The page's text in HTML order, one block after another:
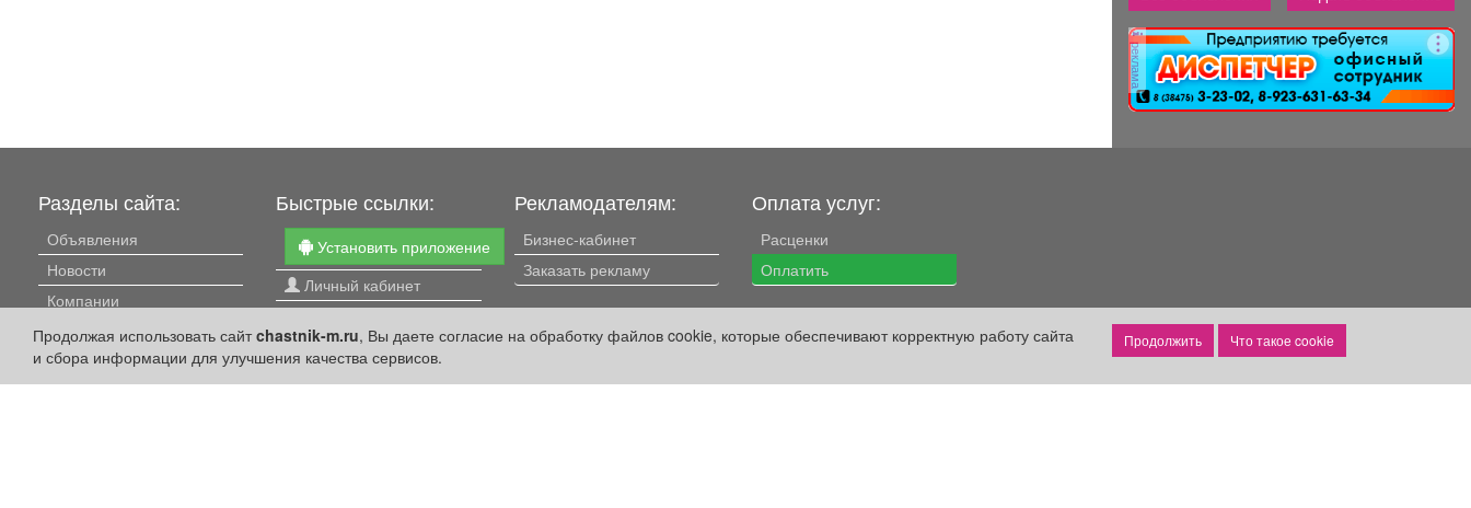
реклама
Продолжая использовать сайтchastnik-m.ru, Вы даете согласие на обработку файлов cookie, которые обеспечивают корректную работу сайта
и сбора информации для улучшения качества сервисов.
Что такое cookie
Разделы сайта:
Объявления
Новости
Компании
Афиша
Расписание занятий
Быстрые ссылки:
Установить приложение
Личный кабинет
Подать объявление в
газету
Рекламодателям:
Бизнес-кабинет
Заказать рекламу
Оплата услуг:
Расценки
Оплатить
Сайт chastnik-m.ru